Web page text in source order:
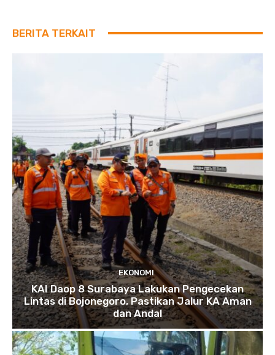
BERITA TERKAIT
EKONOMI
KAI Daop 8 Surabaya Lakukan Pengecekan
Lintas di Bojonegoro, Pastikan Jalur KA Aman
dan Andal